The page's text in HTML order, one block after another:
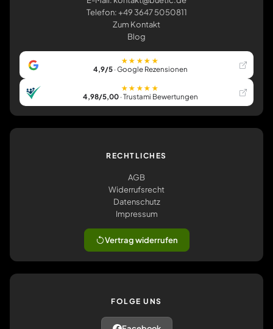
Telefon: +49 3647 5050811
Zum Kontakt
Blog
★★★★★
4,9/5· Google Rezensionen
★★★★★
4,98/5,00· Trustami Bewertungen
RECHTLICHES
AGB
Widerrufsrecht
Datenschutz
Impressum
Vertrag widerrufen
FOLGE UNS